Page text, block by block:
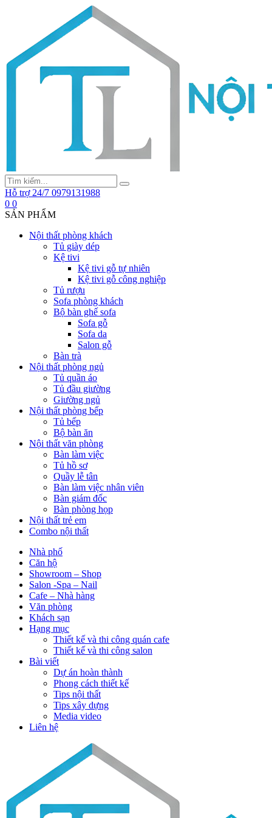
Hỗ trợ 24/7 0979131988
0 0
SẢN PHẨM
Nội thất phòng khách
Tủ giày dép
Kệ tivi
Kệ tivi gỗ tự nhiên
Kệ tivi gỗ công nghiệp
Tủ rượu
Sofa phòng khách
Bộ bàn ghế sofa
Sofa gỗ
Sofa da
Salon gỗ
Bàn trà
Nội thất phòng ngủ
Tủ quần áo
Tủ đầu giường
Giường ngủ
Nội thất phòng bếp
Tủ bếp
Bộ bàn ăn
Nội thất văn phòng
Bàn làm việc
Tủ hồ sơ
Quầy lễ tân
Bàn làm việc nhân viên
Bàn giám đốc
Bàn phòng họp
Nội thất trẻ em
Combo nội thất
Nhà phố
Căn hộ
Showroom – Shop
Salon -Spa – Nail
Cafe – Nhà hàng
Văn phòng
Khách sạn
Hạng mục
Thiết kế và thi công quán cafe
Thiết kế và thi công salon
Bài viết
Dự án hoàn thành
Phong cách thiết kế
Tips nội thất
Tips xây dựng
Media video
Liên hệ